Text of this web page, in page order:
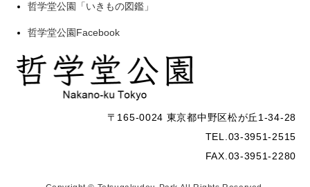
哲学堂公園「いきもの図鑑」
哲学堂公園Facebook
〒165-0024 東京都中野区松が丘1-34-28
TEL.03-3951-2515
FAX.03-3951-2280